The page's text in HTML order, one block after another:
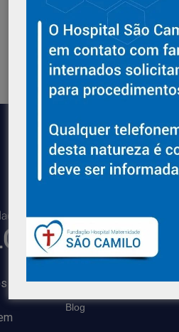
Nossa História e
Diretorias
Blog